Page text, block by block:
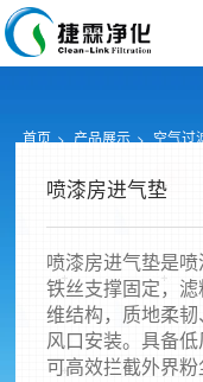
首页 产品展示 空气过
喷漆房进气垫
喷漆房进气垫是
铁丝支撑固定，
维结构，质地柔
风口安装。具备低
可高效拦截外界